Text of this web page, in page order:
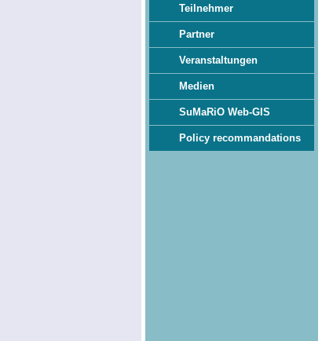
Teilnehmer
Partner
Veranstaltungen
Medien
SuMaRiO Web-GIS
Policy recommandations